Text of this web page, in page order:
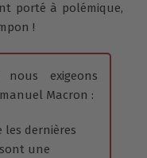
porté à polémique,
!
exigeons
Macron :
les dernières
une